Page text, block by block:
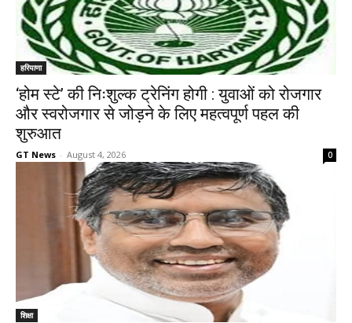
हरियाणा
‘होम स्टे’ की निःशुल्क ट्रेनिंग होगी : युवाओं को रोजगार
और स्वरोजगार से जोड़ने के लिए महत्वपूर्ण पहल की
शुरुआत
GT News - August 4, 2026 0
शिक्षा